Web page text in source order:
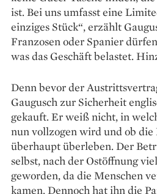
ist. Bei uns umfasst eine
einziges Stück“, erzählt
Franzosen oder Spanier
was das Geschäft belastet.
Denn bevor der
Gaugusch zur Sicherheit
gekauft. Er weiß nicht, in
nun vollzogen wird und ob die
überhaupt überleben. Der
selbst, nach der Ostöffnung
geworden, da die Menschen
kamen. Dennoch hat ihn die